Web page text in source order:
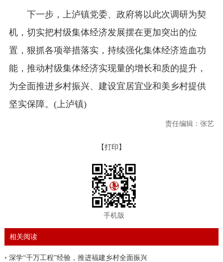
下一步，上泸镇党委、政府将以此次调研为契
机，切实把村级集体经济发展摆在更加突出的位
置，狠抓各项举措落实，持续强化集体经济造血功
能，推动村级集体经济实现量的增长和质的提升，
为全面推进乡村振兴、建设宜居宜业和美乡村提供
坚实保障。(上泸镇)
责任编辑：张艺
【打印】
手机版
相关阅读
• 深学“千万工程”经验，推进福建乡村全面振兴